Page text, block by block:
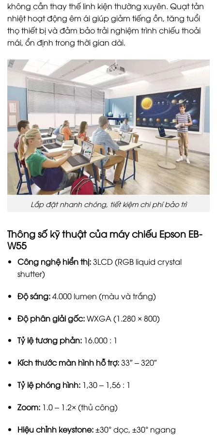
không cần thay thế linh kiện thường xuyên. Quạt tản
nhiệt hoạt động êm ái giúp giảm tiếng ồn, tăng tuổi
thọ thiết bị và đảm bảo trải nghiệm trình chiếu thoải
mái, ổn định trong thời gian dài.
Lắp đặt nhanh chóng, tiết kiệm chi phí bảo trì
Thông số kỹ thuật của máy chiếu Epson EB-
W55
Công nghệ hiển thị:3LCD (RGB liquid crystal
shutter)
Độ sáng:4.000 lumen (màu và trắng)
Độ phân giải gốc:WXGA (1.280 × 800)
Tỷ lệ tương phản:16.000 : 1
Kích thước màn hình hỗ trợ:33″ – 320″
Tỷ lệ phóng hình:1,30 – 1,56 : 1
Zoom:1.0 – 1.2× (thủ công)
Hiệu chỉnh keystone:±30° dọc, ±30° ngang